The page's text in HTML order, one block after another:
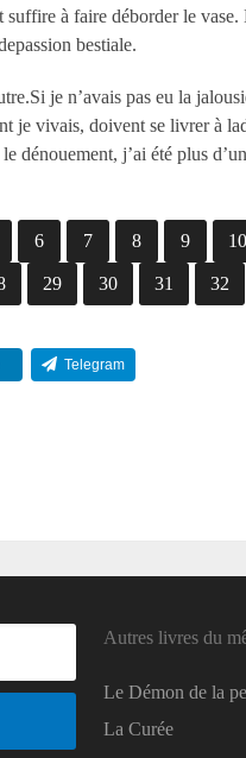
à faire déborder le
bestiale.
je n’avais pas eu la
je vivais, doivent se livrer à
dénouement, j’ai été plus
6 7 8 9 10
29 30 31 32
Telegram
Autres livres du
Le Démon de la
La Curée